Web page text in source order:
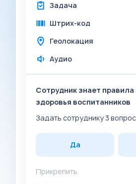
Задача
Штрих-код
Геолокация
Аудио
Сотрудник знает
здоровья воспитанников
Задать сотруднику 3
Да
Прикрепить